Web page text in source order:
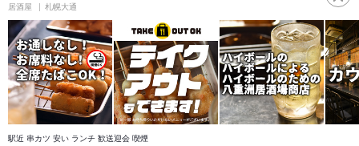
居酒屋 札幌大通
駅近 串カツ 安い ランチ 歓送迎会 喫煙